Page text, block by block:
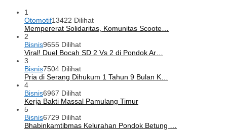
1
Otomotif13422 Dilihat
Mempererat Solidaritas, Komunitas Scoote…
2
Bisnis9655 Dilihat
Viral! Duel Bocah SD 2 Vs 2 di Pondok Ar…
3
Bisnis7504 Dilihat
Pria di Serang Dihukum 1 Tahun 9 Bulan K…
4
Bisnis6967 Dilihat
Kerja Bakti Massal Pamulang Timur
5
Bisnis6729 Dilihat
Bhabinkamtibmas Kelurahan Pondok Betung …